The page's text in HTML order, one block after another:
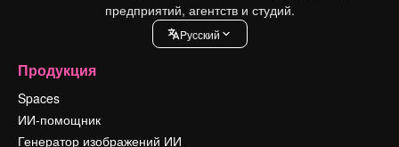
предприятий, агентств и студий.
Pусский
Продукция
Spaces
ИИ-помощник
Генератор изображений ИИ